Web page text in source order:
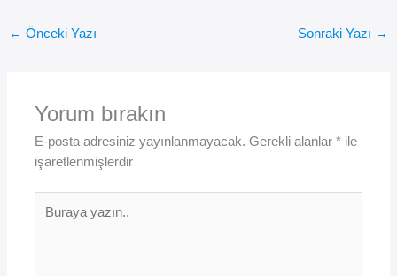
← Önceki Yazı Sonraki Yazı →
Yorum bırakın
E-posta adresiniz yayınlanmayacak. Gerekli alanlar* ile
işaretlenmişlerdir
yazın..